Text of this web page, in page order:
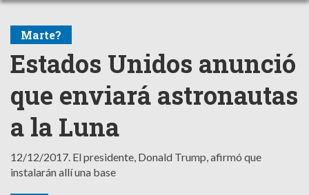
Marte?
Estados Unidos anunció
que enviará astronautas
a la Luna
12/12/2017. El presidente, Donald Trump, afirmó que
instalarán allí una base